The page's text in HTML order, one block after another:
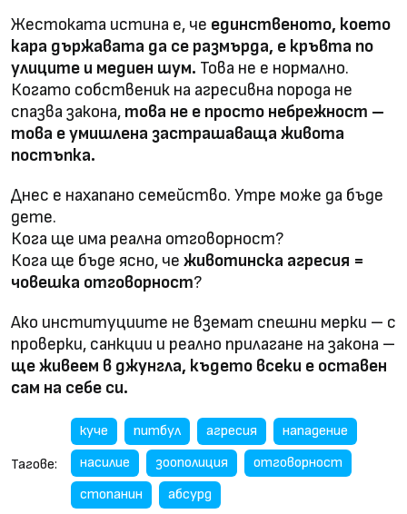
Жестоката истина е, че единственото, което
кара държавата да се размърда, е кръвта по
улиците и медиен шум. Това не е нормално.
Когато собственик на агресивна порода не
спазва закона, това не е просто небрежност –
това е умишлена застрашаваща живота
постъпка.
Днес е нахапано семейство. Утре може да бъде
дете.
Кога ще има реална отговорност?
Кога ще бъде ясно, че животинска агресия =
човешка отговорност?
Ако институциите не вземат спешни мерки – с
проверки, санкции и реално прилагане на закона –
ще живеем в джунгла, където всеки е оставен
сам на себе си.
Тагове:
куче питбул агресия
нападение
насилие
зоополиция
отговорност
стопанин
абсурд